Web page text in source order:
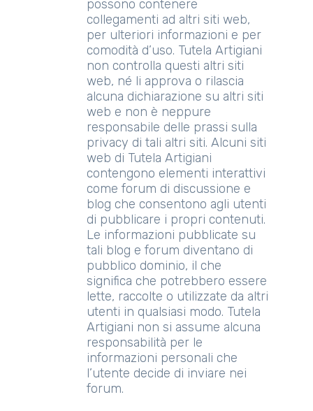
possono contenere
collegamenti ad altri siti web,
per ulteriori informazioni e per
comodità d’uso. Tutela Artigiani
non controlla questi altri siti
web, né li approva o rilascia
alcuna dichiarazione su altri siti
web e non è neppure
responsabile delle prassi sulla
privacy di tali altri siti. Alcuni siti
web di Tutela Artigiani
contengono elementi interattivi
come forum di discussione e
blog che consentono agli utenti
di pubblicare i propri contenuti.
Le informazioni pubblicate su
tali blog e forum diventano di
pubblico dominio, il che
significa che potrebbero essere
lette, raccolte o utilizzate da altri
utenti in qualsiasi modo. Tutela
Artigiani non si assume alcuna
responsabilità per le
informazioni personali che
l’utente decide di inviare nei
forum.